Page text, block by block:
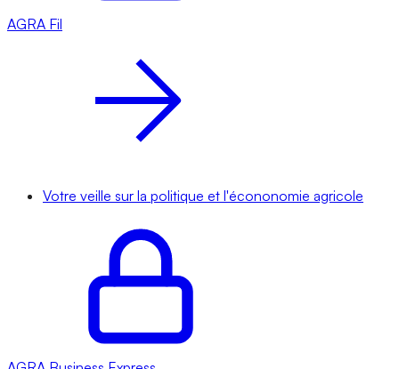
AGRA Fil
Votre veille sur la politique et l'écononomie agricole